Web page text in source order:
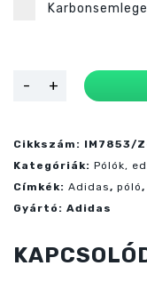
-
Adidas
szurkolói
+
Cikkszám: IM7853/
Kategóriák: Pólók,
Címkék: Adidas, póló,
Gyártó: Adidas